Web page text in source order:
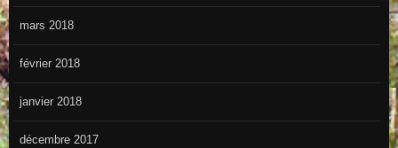
mars 2018
février 2018
janvier 2018
décembre 2017